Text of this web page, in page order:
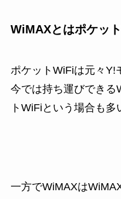
WiMAXとはポケッ
ポケットWiFiは元々Y!
今では持ち運びできる
トWiFiという場合も多
一方でWiMAXは